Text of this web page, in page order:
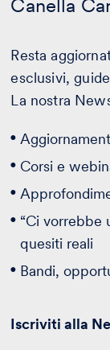
Canella
Resta
esclusivi,
La nostra
Corsi e
“Ci vorrebbe
quesiti reali
Bandi,
Iscriviti alla